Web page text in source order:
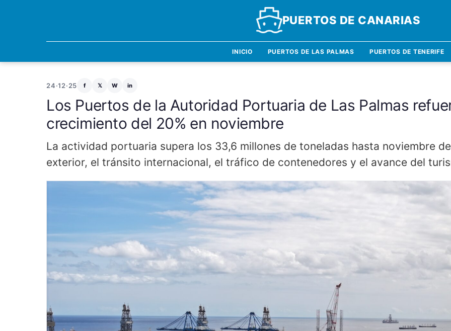
PUERTOS DE CANARIAS
INICIO PUERTOS DE LAS PALMAS PUERTOS DE TENERIFE
24·12·25 f 𝕏 W in
Los Puertos de la Autoridad Portuaria de Las Palmas
crecimiento del 20% en noviembre
La actividad portuaria supera los 33,6 millones de toneladas hasta noviembre
exterior, el tránsito internacional, el tráfico de contenedores y el avance del